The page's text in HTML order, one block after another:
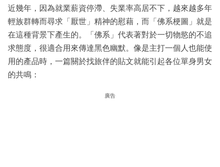
近幾年，因為就業薪資停滯、失業率高居不下，越來越多年
輕族群轉而尋求「厭世」精神的慰藉，而「佛系梗圖」就是
在這種背景下產生的。「佛系」代表著對於一切物慾的不追
求態度，很適合用來傳達黑色幽默。像是主打一個人也能使
用的產品時，一篇關於找旅伴的貼文就能引起各位單身男女
的共鳴：
廣告